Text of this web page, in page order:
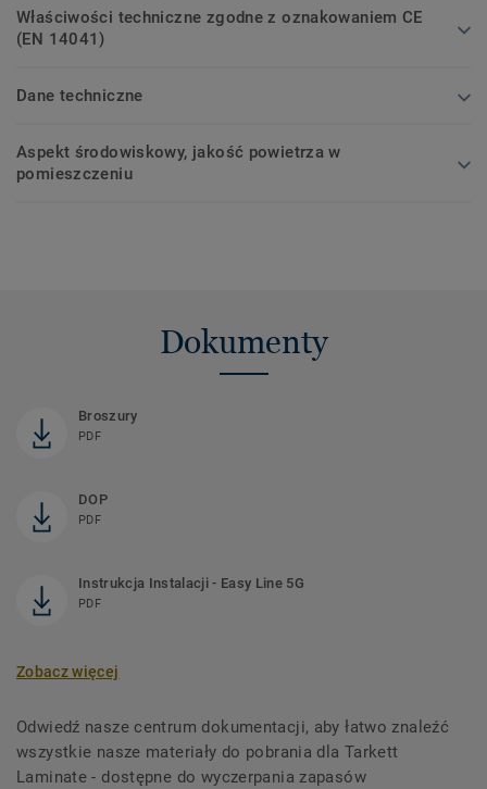
Właściwości techniczne zgodne z oznakowaniem CE
(EN 14041)
Dane techniczne
Aspekt środowiskowy, jakość powietrza w
pomieszczeniu
Dokumenty
Broszury
PDF
DOP
PDF
Instrukcja Instalacji - Easy Line 5G
PDF
Zobacz więcej
Odwiedź nasze centrum dokumentacji, aby łatwo znaleźć
wszystkie nasze materiały do ​​pobrania dla Tarkett
Laminate - dostępne do wyczerpania zapasów